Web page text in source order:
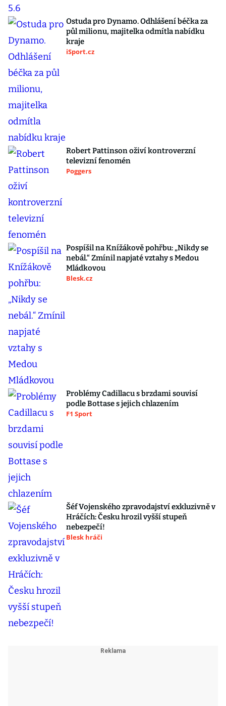
Ostuda pro Dynamo. Odhlášení béčka za
půl milionu, majitelka odmítla nabídku
kraje
iSport.cz
Robert Pattinson oživí kontroverzní
televizní fenomén
Poggers
Pospíšil na Knížákově pohřbu: „Nikdy se
nebál.“ Zmínil napjaté vztahy s Medou
Mládkovou
Blesk.cz
Problémy Cadillacu s brzdami souvisí
podle Bottase s jejich chlazením
F1 Sport
Šéf Vojenského zpravodajství exkluzivně v
Hráčích: Česku hrozil vyšší stupeň
nebezpečí!
Blesk hráči